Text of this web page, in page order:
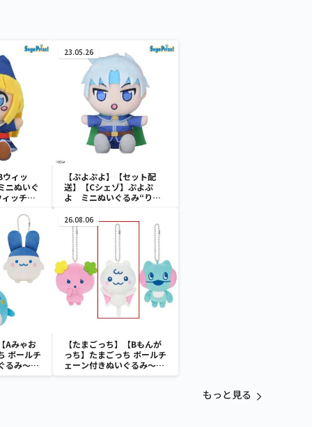
ィッ
ぬいぐ
ッチ＆
23.05.26
【ぷよぷよ】【セット配
送】【Cシェゾ】ぷよぷ
よ ミニぬいぐるみ“りん
ゾ”（EX）
Aみゃお
ボールチ
るみ～
～
26.08.06
【たまごっち】【Bもんが
っち】たまごっち ボールチ
ェーン付きぬいぐるみ～
Tamagotchi Paradise～
もっと見る